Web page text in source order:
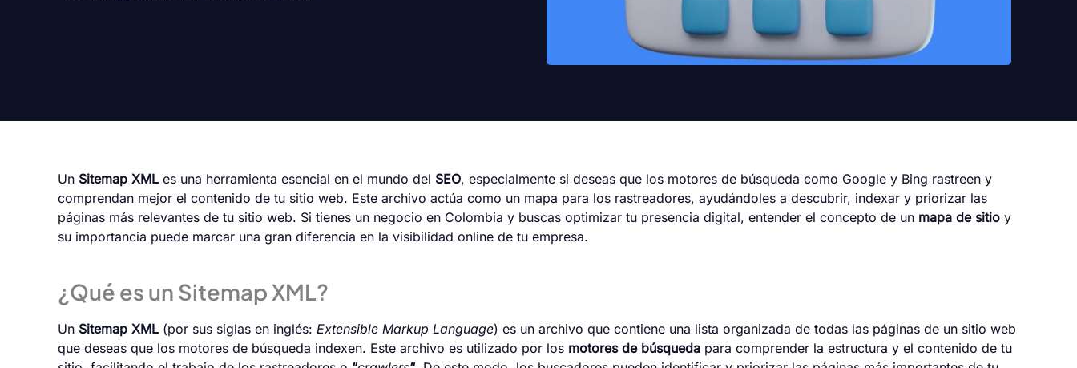
Un Sitemap XML es una herramienta esencial en el mundo del SEO, especialmente si deseas que los motores de búsqueda como Google y Bing rastreen y
comprendan mejor el contenido de tu sitio web. Este archivo actúa como un mapa para los rastreadores, ayudándoles a descubrir, indexar y priorizar las
páginas más relevantes de tu sitio web. Si tienes un negocio en Colombia y buscas optimizar tu presencia digital, entender el concepto de un mapa de sitio y
su importancia puede marcar una gran diferencia en la visibilidad online de tu empresa.
¿Qué es un Sitemap XML?
Un Sitemap XML (por sus siglas en inglés: Extensible Markup Language) es un archivo que contiene una lista organizada de todas las páginas de un sitio web
que deseas que los motores de búsqueda indexen. Este archivo es utilizado por los motores de búsqueda para comprender la estructura y el contenido de tu